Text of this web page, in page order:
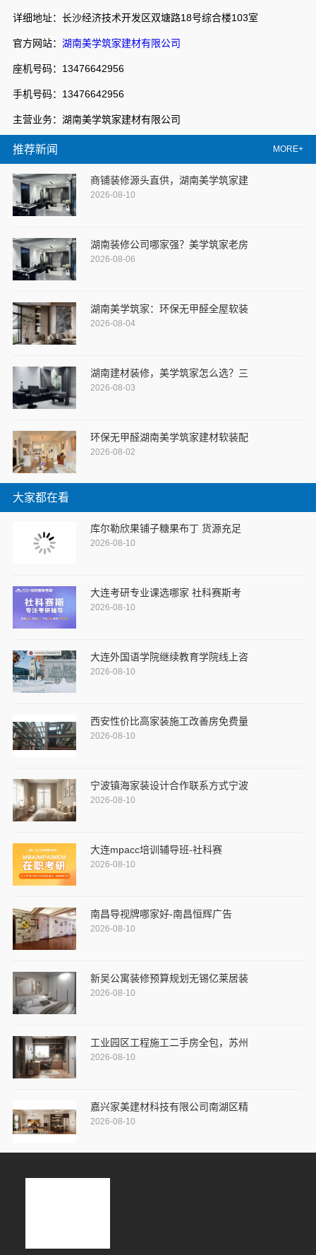
详细地址：长沙经济技术开发区双塘路18号综合楼103室
官方网站： 湖南美学筑家建材有限公司
座机号码：13476642956
手机号码：13476642956
主营业务：湖南美学筑家建材有限公司
推荐新闻 MORE+
商铺装修源头直供，湖南美学筑家建
2026-08-10
湖南装修公司哪家强？美学筑家老房
2026-08-06
湖南美学筑家：环保无甲醛全屋软装
2026-08-04
湖南建材装修，美学筑家怎么选？三
2026-08-03
环保无甲醛湖南美学筑家建材软装配
2026-08-02
大家都在看
库尔勒欣果铺子糖果布丁 货源充足
2026-08-10
大连考研专业课选哪家 社科赛斯考
2026-08-10
大连外国语学院继续教育学院线上咨
2026-08-10
西安性价比高家装施工改善房免费量
2026-08-10
宁波镇海家装设计合作联系方式宁波
2026-08-10
大连mpacc培训辅导班-社科赛
2026-08-10
南昌导视牌哪家好-南昌恒辉广告
2026-08-10
新吴公寓装修预算规划无锡亿莱居装
2026-08-10
工业园区工程施工二手房全包，苏州
2026-08-10
嘉兴家美建材科技有限公司南湖区精
2026-08-10